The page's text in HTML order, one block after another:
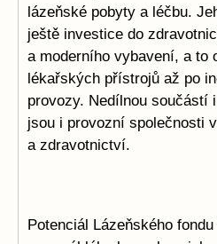
lázeňské pobyty a léčbu.
ještě investice do
a moderního vybavení, a to
lékařských přístrojů až po
provozy. Nedílnou součástí
jsou i provozní společnosti
a zdravotnictví.
Potenciál Lázeňského